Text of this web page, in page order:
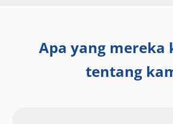
Apa yang mereka
tentang